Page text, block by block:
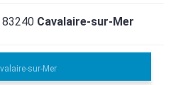
83240 Cavalaire-sur-Mer
sur-Mer